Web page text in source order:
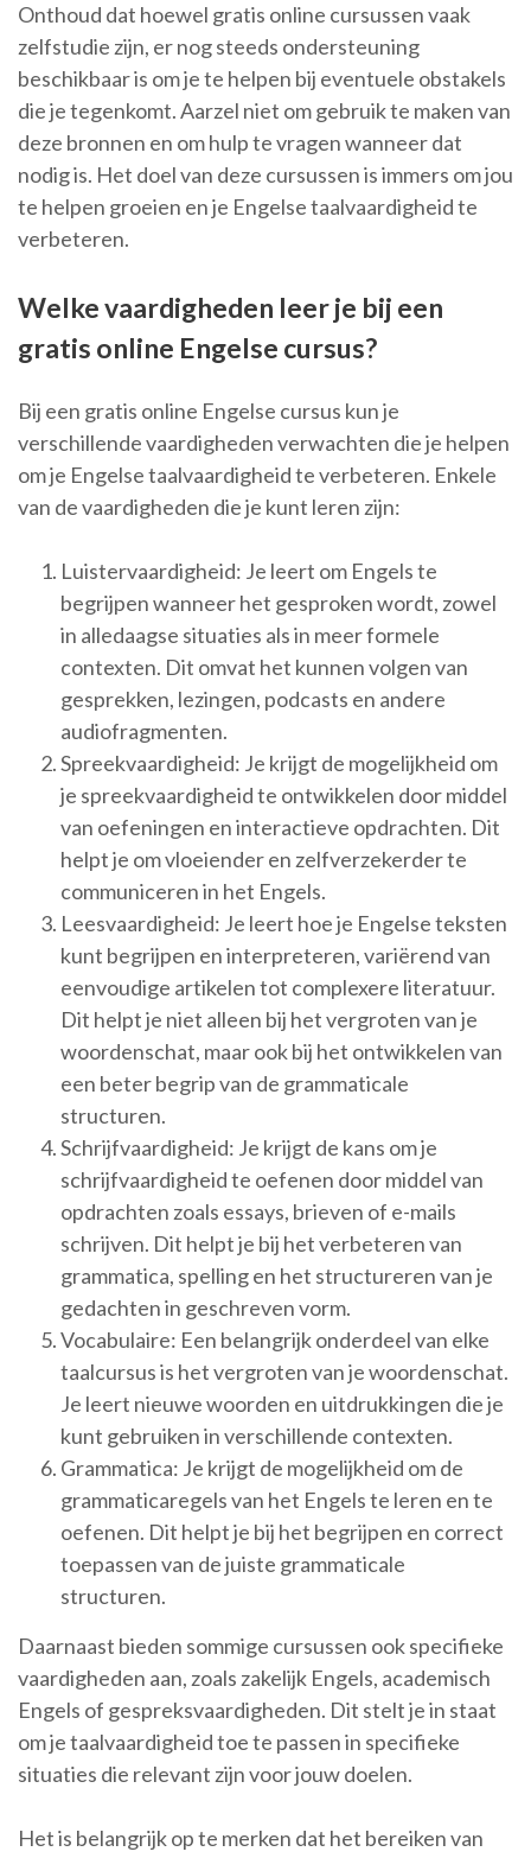
Onthoud dat hoewel gratis online cursussen vaak
zelfstudie zijn, er nog steeds ondersteuning
beschikbaar is om je te helpen bij eventuele obstakels
die je tegenkomt. Aarzel niet om gebruik te maken van
deze bronnen en om hulp te vragen wanneer dat
nodig is. Het doel van deze cursussen is immers om jou
te helpen groeien en je Engelse taalvaardigheid te
verbeteren.
Welke vaardigheden leer je bij een
gratis online Engelse cursus?
Bij een gratis online Engelse cursus kun je
verschillende vaardigheden verwachten die je helpen
om je Engelse taalvaardigheid te verbeteren. Enkele
van de vaardigheden die je kunt leren zijn:
Luistervaardigheid: Je leert om Engels te
begrijpen wanneer het gesproken wordt, zowel
in alledaagse situaties als in meer formele
contexten. Dit omvat het kunnen volgen van
gesprekken, lezingen, podcasts en andere
audiofragmenten.
Spreekvaardigheid: Je krijgt de mogelijkheid om
je spreekvaardigheid te ontwikkelen door middel
van oefeningen en interactieve opdrachten. Dit
helpt je om vloeiender en zelfverzekerder te
communiceren in het Engels.
Leesvaardigheid: Je leert hoe je Engelse teksten
kunt begrijpen en interpreteren, variërend van
eenvoudige artikelen tot complexere literatuur.
Dit helpt je niet alleen bij het vergroten van je
woordenschat, maar ook bij het ontwikkelen van
een beter begrip van de grammaticale
structuren.
Schrijfvaardigheid: Je krijgt de kans om je
schrijfvaardigheid te oefenen door middel van
opdrachten zoals essays, brieven of e-mails
schrijven. Dit helpt je bij het verbeteren van
grammatica, spelling en het structureren van je
gedachten in geschreven vorm.
Vocabulaire: Een belangrijk onderdeel van elke
taalcursus is het vergroten van je woordenschat.
Je leert nieuwe woorden en uitdrukkingen die je
kunt gebruiken in verschillende contexten.
Grammatica: Je krijgt de mogelijkheid om de
grammaticaregels van het Engels te leren en te
oefenen. Dit helpt je bij het begrijpen en correct
toepassen van de juiste grammaticale
structuren.
Daarnaast bieden sommige cursussen ook specifieke
vaardigheden aan, zoals zakelijk Engels, academisch
Engels of gespreksvaardigheden. Dit stelt je in staat
om je taalvaardigheid toe te passen in specifieke
situaties die relevant zijn voor jouw doelen.
Het is belangrijk op te merken dat het bereiken van